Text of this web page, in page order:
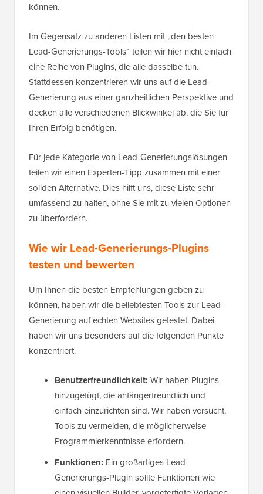
können.
Im Gegensatz zu anderen Listen mit „den besten
Lead-Generierungs-Tools“ teilen wir hier nicht einfach
eine Reihe von Plugins, die alle dasselbe tun.
Stattdessen konzentrieren wir uns auf die Lead-
Generierung aus einer ganzheitlichen Perspektive und
decken alle verschiedenen Blickwinkel ab, die Sie für
Ihren Erfolg benötigen.
Für jede Kategorie von Lead-Generierungslösungen
teilen wir einen Experten-Tipp zusammen mit einer
soliden Alternative. Dies hilft uns, diese Liste sehr
umfassend zu halten, ohne Sie mit zu vielen Optionen
zu überfordern.
Wie wir Lead-Generierungs-Plugins
testen und bewerten
Um Ihnen die besten Empfehlungen geben zu
können, haben wir die beliebtesten Tools zur Lead-
Generierung auf echten Websites getestet. Dabei
haben wir uns besonders auf die folgenden Punkte
konzentriert.
Benutzerfreundlichkeit: Wir haben Plugins
hinzugefügt, die anfängerfreundlich und
einfach einzurichten sind. Wir haben versucht,
Tools zu vermeiden, die möglicherweise
Programmierkenntnisse erfordern.
Funktionen: Ein großartiges Lead-
Generierungs-Plugin sollte Funktionen wie